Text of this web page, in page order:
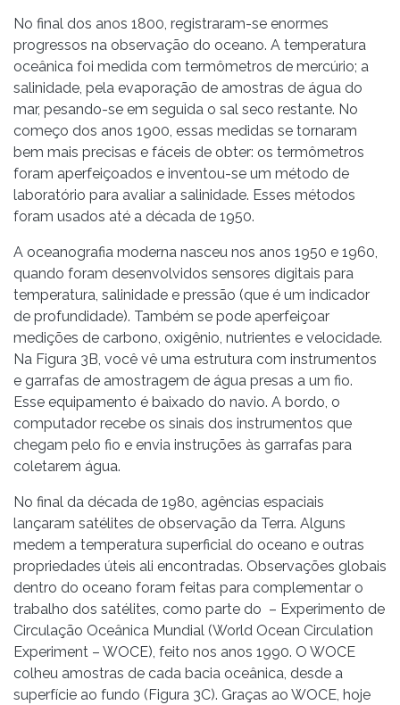
No final dos anos 1800, registraram-se enormes
progressos na observação do oceano. A temperatura
oceânica foi medida com termômetros de mercúrio; a
salinidade, pela evaporação de amostras de água do
mar, pesando-se em seguida o sal seco restante. No
começo dos anos 1900, essas medidas se tornaram
bem mais precisas e fáceis de obter: os termômetros
foram aperfeiçoados e inventou-se um método de
laboratório para avaliar a salinidade. Esses métodos
foram usados até a década de 1950.
A oceanografia moderna nasceu nos anos 1950 e 1960,
quando foram desenvolvidos sensores digitais para
temperatura, salinidade e pressão (que é um indicador
de profundidade). Também se pode aperfeiçoar
medições de carbono, oxigênio, nutrientes e velocidade.
Na Figura 3B, você vê uma estrutura com instrumentos
e garrafas de amostragem de água presas a um fio.
Esse equipamento é baixado do navio. A bordo, o
computador recebe os sinais dos instrumentos que
chegam pelo fio e envia instruções às garrafas para
coletarem água.
No final da década de 1980, agências espaciais
lançaram satélites de observação da Terra. Alguns
medem a temperatura superficial do oceano e outras
propriedades úteis ali encontradas. Observações globais
dentro do oceano foram feitas para complementar o
trabalho dos satélites, como parte do – Experimento de
Circulação Oceânica Mundial (World Ocean Circulation
Experiment – WOCE), feito nos anos 1990. O WOCE
colheu amostras de cada bacia oceânica, desde a
superfície ao fundo (Figura 3C). Graças ao WOCE, hoje